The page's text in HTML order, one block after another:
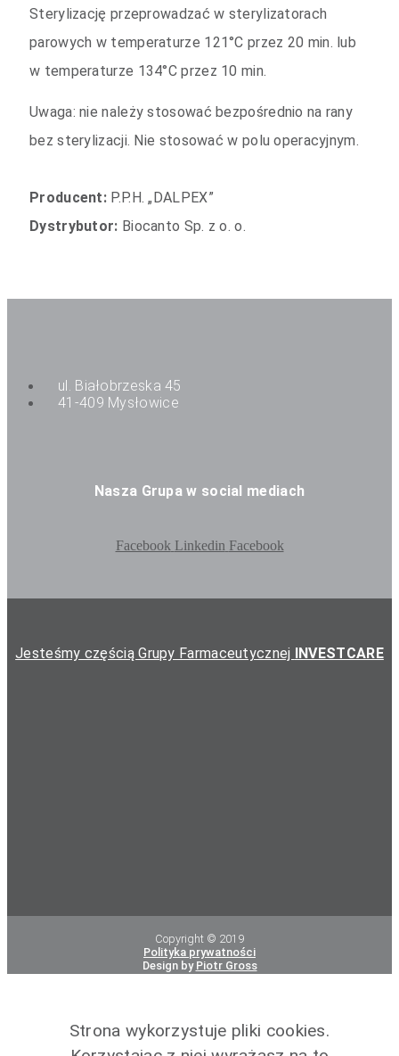
Sterylizację przeprowadzać w sterylizatorach
parowych w temperaturze 121°C przez 20 min. lub
w temperaturze 134°C przez 10 min.
Uwaga: nie należy stosować bezpośrednio na rany
bez sterylizacji. Nie stosować w polu operacyjnym.
Producent: P.P.H. „DALPEX”
Dystrybutor: Biocanto Sp. z o. o.
ul. Białobrzeska 45
41-409 Mysłowice
Nasza Grupa w social mediach
Facebook Linkedin Facebook
Jesteśmy częścią Grupy Farmaceutycznej INVESTCARE
Copyright © 2019
Polityka prywatności
Design by Piotr Gross
Strona wykorzystuje pliki cookies.